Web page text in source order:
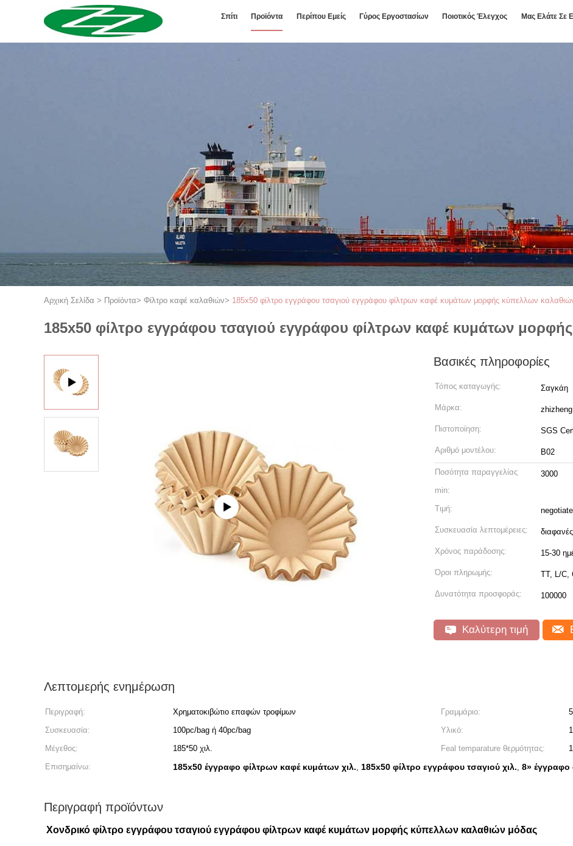
Σπίτι Προϊόντα Περίπου Εμείς Γύρος Εργοστασίων Ποιοτικός Έλεγχος Μας Ελάτε Σε
Αρχική Σελίδα > Προϊόντα> Φίλτρο καφέ καλαθιών> 185x50 φίλτρο εγγράφου τσαγιού εγγράφου φίλτρων καφέ κυμάτων μορφής κύπελλων
185x50 φίλτρο εγγράφου τσαγιού εγγράφου φίλτρων καφέ κυμάτων
Βασικές πληροφορίες
Τόπος καταγωγής: Σαγκάη
Μάρκα: zhizheng
Πιστοποίηση: SGS
Αριθμό μοντέλου: B02
Ποσότητα παραγγελίας
min:
3000
Τιμή:
Συσκευασία λεπτομέρειες:
Χρόνος παράδοσης: 15-30
Όροι πληρωμής: TT, L/C,
Δυνατότητα προσφοράς: 100000
Καλύτερη τιμή
Λεπτομερής ενημέρωση
Περιγραφή: Χρηματοκιβώτιο επαφών τροφίμων Γραμμάριο:
Συσκευασία:
100pc/bag ή 40pc/bag Υλικό:
Μέγεθος:
185*50 χιλ. Feal temparature θερμότητας:
Επισημαίνω:
185x50 έγγραφο φίλτρων καφέ κυμάτων χιλ., 185x50 φίλτρο εγγράφου τσαγιού χιλ., 8» έγγραφο
Περιγραφή προϊόντων
Χονδρικό φίλτρο εγγράφου τσαγιού εγγράφου φίλτρων καφέ κυμάτων μορφής κύπελλων καλαθιών μόδας